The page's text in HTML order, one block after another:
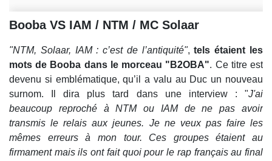
Booba VS IAM / NTM / MC Solaar
"NTM, Solaar, IAM : c’est de l’antiquité", tels étaient les
mots de Booba dans le morceau "B2OBA". Ce titre est
devenu si emblématique, qu’il a valu au Duc un nouveau
surnom. Il dira plus tard dans une interview : "J'ai
beaucoup reproché à NTM ou IAM de ne pas avoir
transmis le relais aux jeunes. Je ne veux pas faire les
mêmes erreurs à mon tour. Ces groupes étaient au
firmament mais ils ont fait quoi pour le rap français au final